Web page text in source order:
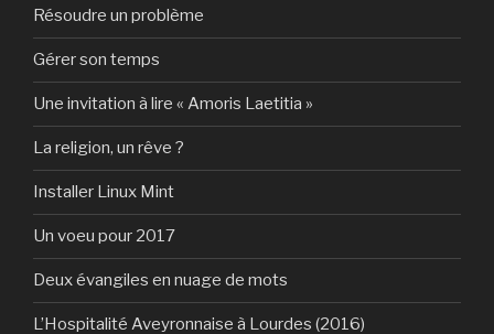
Résoudre un problème
Gérer son temps
Une invitation à lire « Amoris Laetitia »
La religion, un rêve ?
Installer Linux Mint
Un voeu pour 2017
Deux évangiles en nuage de mots
L’Hospitalité Aveyronnaise à Lourdes (2016)